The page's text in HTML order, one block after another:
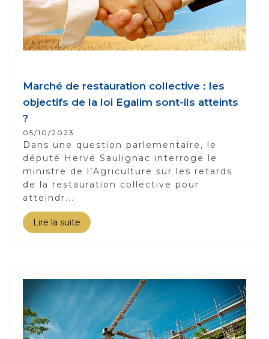
Marché de restauration collective : les
objectifs de la loi Egalim sont-ils atteints
?
05/10/2023
Dans une question parlementaire, le
député Hervé Saulignac interroge le
ministre de l’Agriculture sur les retards
de la restauration collective pour
atteindr...
Lire la suite